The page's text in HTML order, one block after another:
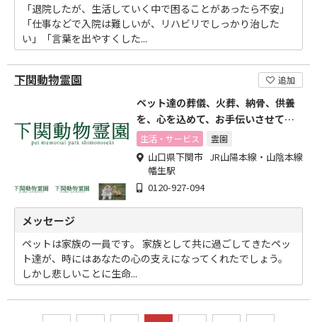
「退院したが、生活していく中で困ることがあったら不安」
「仕事などで入院は難しいが、リハビリでしっかり治した
い」「言葉を出やすくした...
下関動物霊園 追加
ペット達の葬儀、火葬、納骨、供養
を、心を込めて、お手伝いさせてい
ただきます
生活・サービス 霊園
山口県下関市 JR山陽本線・山陰本線
幡生駅
0120-927-094
メッセージ
ペットは家族の一員です。 家族として共に過ごしてきたペッ
ト達が、時にはあなたの心の支えになってくれたでしょう。
しかし悲しいことに生命...